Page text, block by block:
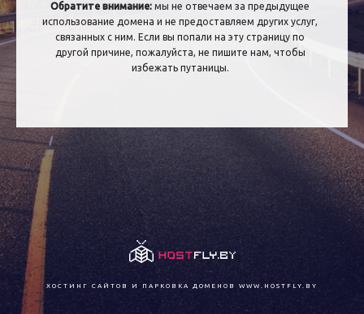
Обратите внимание: мы не отвечаем за предыдущее
использование домена и не предоставляем других услуг,
связанных с ним. Если вы попали на эту страницу по
другой причине, пожалуйста, не пишите нам, чтобы
избежать путаницы.
ХОСТИНГ САЙТОВ И ПАРКОВКА ДОМЕНОВ WWW.HOSTFLY.BY